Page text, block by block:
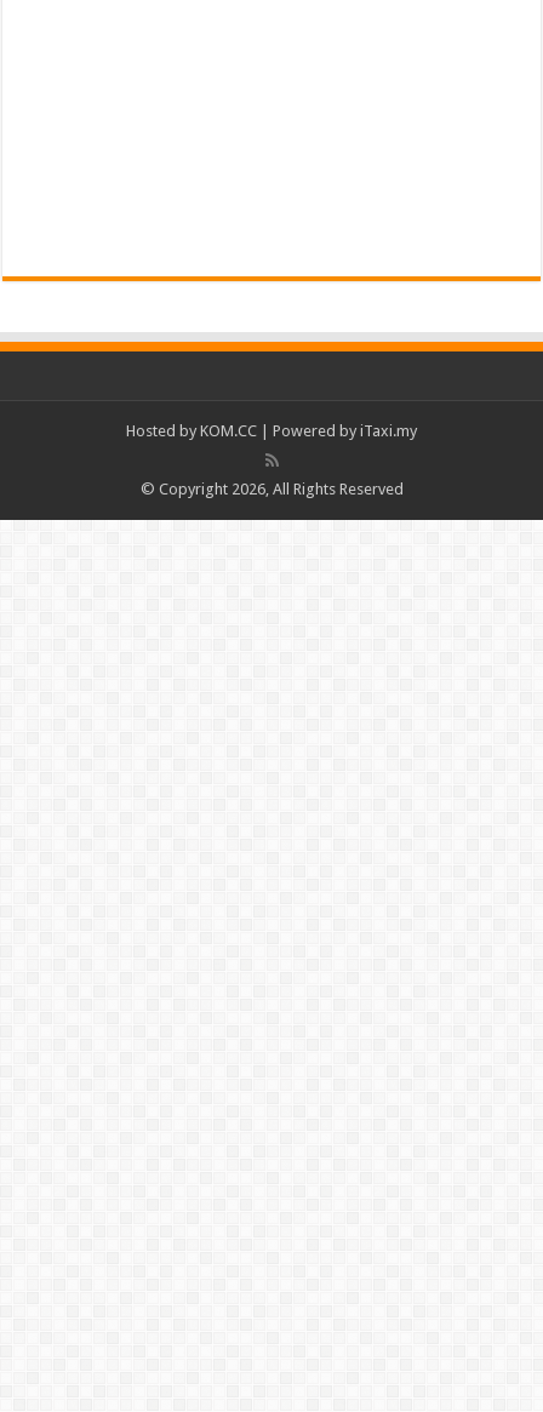
Hosted by KOM.CC | Powered by iTaxi.my
© Copyright 2026, All Rights Reserved